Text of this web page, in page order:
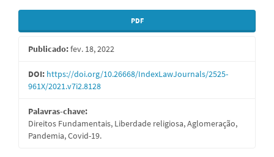
Barra
lateral
de
artigos
PDF
Publicado:fev. 18, 2022
DOI: https://doi.org/10.26668/IndexLawJournals/2525-
961X/2021.v7i2.8128
Palavras-chave:
Direitos Fundamentais, Liberdade religiosa, Aglomeração,
Pandemia, Covid-19.